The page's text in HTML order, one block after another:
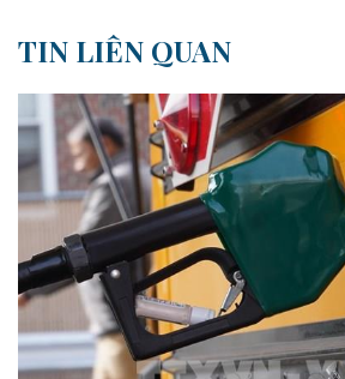
TIN LIÊN QUAN